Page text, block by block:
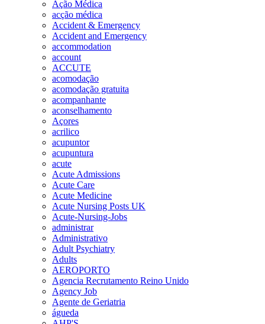
Ação Médica
acção médica
Accident & Emergency
Accident and Emergency
accommodation
account
ACCUTE
acomodação
acomodação gratuita
acompanhante
aconselhamento
Açores
acrilico
acupuntor
acupuntura
acute
Acute Admissions
Acute Care
Acute Medicine
Acute Nursing Posts UK
Acute-Nursing-Jobs
administrar
Administrativo
Adult Psychiatry
Adults
AEROPORTO
Agencia Recrutamento Reino Unido
Agency Job
Agente de Geriatria
águeda